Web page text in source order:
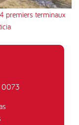
premiers terminaux